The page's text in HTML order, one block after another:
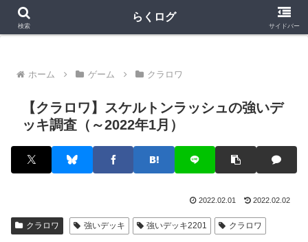
クラロワ クラロワリーグ プロスピA
ホーム ゲーム クラロワ
【クラロワ】スケルトンラッシュの強いデ
ッキ調査（～2022年1月）
2022.02.01 2022.02.02
クラロワ 強いデッキ 強いデッキ2201 クラロワ
検索
らくログ
サイドバー